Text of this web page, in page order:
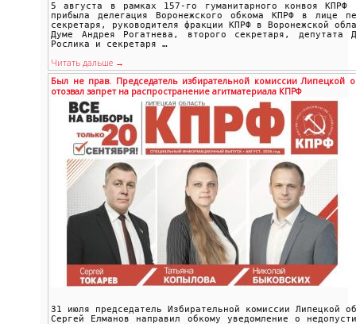
5 августа в рамках 157-го гуманитарного конвоя КПРФ
прибыла делегация Воронежского обкома КПРФ в лице
секретаря, руководителя фракции КПРФ в Воронежской
Думе Андрея Рогатнева, второго секретаря, депутата
Рослика и секретаря …
Читать дальше →
Был не прав. Председатель избирательной комиссии Липецкой
отозвал запрет на распространение агитматериала КПРФ
31 июля председатель Избирательной комиссии Липецкой
Сергей Елманов направил обкому уведомление о